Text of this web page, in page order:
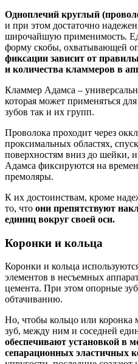
Одноплечий круглый
и при этом достаточно
широчайшую применимость.
форму скобы, охватывающей
фиксации зависит от
и количества кламмеров в
Кламмер Адамса –
которая может применяться
зубов так и их групп.
Проволока проходит через
проксимальных областях,
поверхностям вниз до шейки,
Адамса фиксируются на
премоляры.
К их достоинствам, кроме
то, что они препятствуют
единиц вокруг своей оси.
Коронки и кольца
Коронки и кольца
элементов в несъемных
цемента. При этом опорные
обтачиванию.
Но, чтобы кольцо или коронка
зуб, между ним и соседней
обеспечивают установкой в
сепарационных эластичных